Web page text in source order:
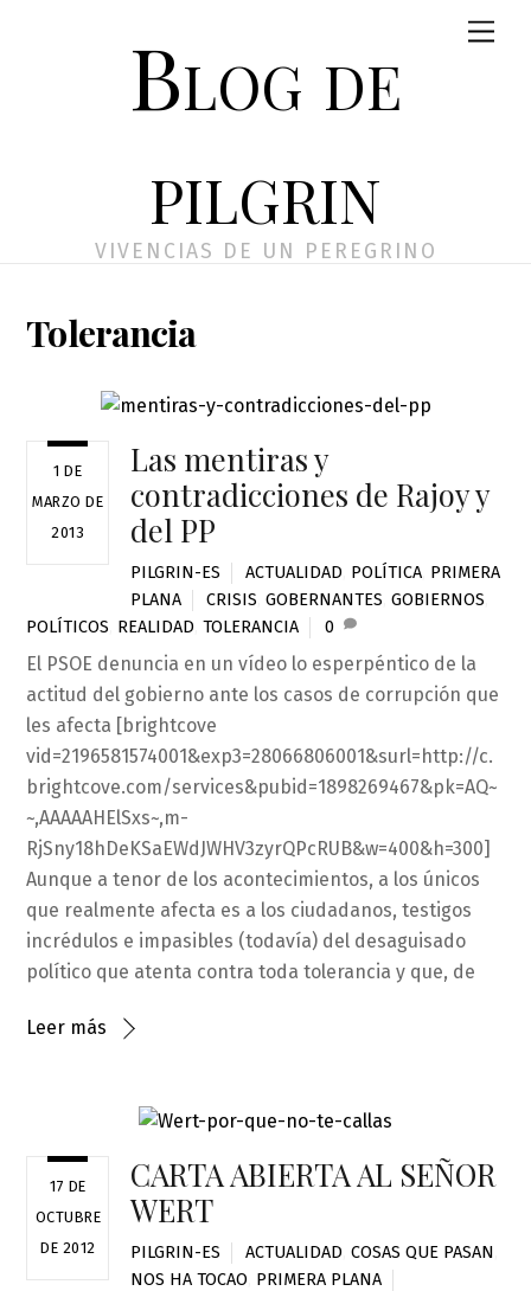
Blog de
pilgrin
VIVENCIAS DE UN PEREGRINO
Tolerancia
1 DE
MARZO DE
2013
Las mentiras y
contradicciones de Rajoy y
del PP
PILGRIN-ES ACTUALIDAD POLÍTICA PRIMERA
PLANA
CRISIS ,GOBERNANTES ,GOBIERNOS
POLÍTICOS REALIDAD ,TOLERANCIA 0
El PSOE denuncia en un vídeo lo esperpéntico de la
actitud del gobierno ante los casos de corrupción que
les afecta [brightcove
vid=2196581574001&exp3=28066806001&surl=http://c.
brightcove.com/services&pubid=1898269467&pk=AQ~
~,AAAAAHElSxs~,m-
RjSny18hDeKSaEWdJWHV3zyrQPcRUB&w=400&h=300]
Aunque a tenor de los acontecimientos, a los únicos
que realmente afecta es a los ciudadanos, testigos
incrédulos e impasibles (todavía) del desaguisado
político que atenta contra toda tolerancia y que, de
Leer más
17 DE
OCTUBRE
DE 2012
CARTA ABIERTA AL SEÑOR
WERT
PILGRIN-ES ACTUALIDAD ,COSAS QUE PASAN
NOS HA TOCAO PRIMERA PLANA